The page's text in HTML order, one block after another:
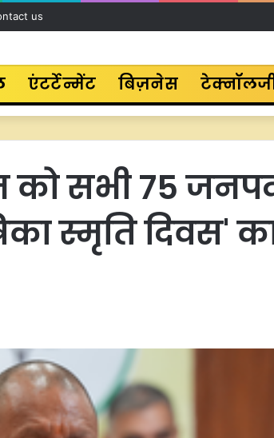
us
एंटर्टेन्मेंट बिज़नेस
सभी 75
स्मृति दिवस'